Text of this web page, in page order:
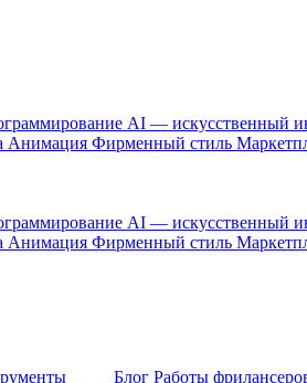
AI — искусственный
Анимация Фирменный стиль
AI — искусственный
Анимация Фирменный стиль
Блог Работы